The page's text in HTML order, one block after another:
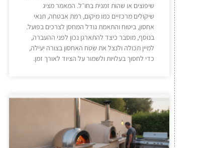
שיפוצים או שהות זמנית בחו״ל. המאמר מציג
שיקולים מרכזיים כמו מיקום, רמת אבטחה, תנאי
אחסון, ביטוח והתאמת גודל המחסן לצרכים בפועל.
בנוסף, מוסבר כיצד להתארגן נכון לפני ההעברה,
למיין תכולה ולנצל את שטח האחסון בצורה יעילה,
כדי לחסוך בעלויות ולשמור על הציוד לאורך זמן.